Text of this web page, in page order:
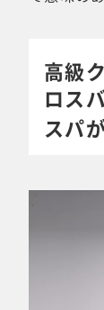
高級
ロス
スパ